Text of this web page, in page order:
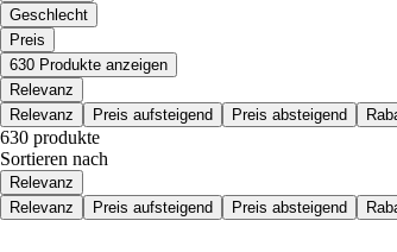
Geschlecht
Preis
630 Produkte anzeigen
Relevanz
Relevanz
Preis aufsteigend Preis absteigend
630 produkte
Sortieren nach
Relevanz
Relevanz
Preis aufsteigend Preis absteigend